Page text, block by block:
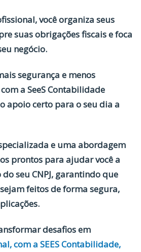
você organiza seus
suas obrigações fiscais e foca
negócio.
segurança e menos
a SeeS Contabilidade
apoio certo para o seu dia a
e uma abordagem
prontos para ajudar você a
seu CNPJ, garantindo que
feitos de forma segura,
desafios em
com a SEES Contabilidade,